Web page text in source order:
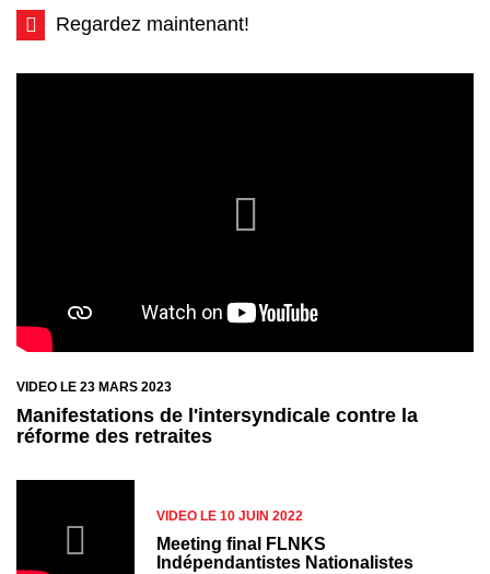
Regardez maintenant!
VIDEO LE 23 MARS 2023
Manifestations de l'intersyndicale contre la
réforme des retraites
VIDEO LE 10 JUIN 2022
Meeting final FLNKS
Indépendantistes Nationalistes